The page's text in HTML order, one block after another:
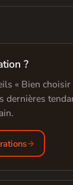
?
« Bien
dernières